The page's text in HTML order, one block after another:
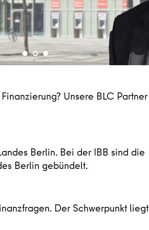
Unsere BLC Partner
Berlin. Bei der IBB sind die
Berlin gebündelt.
Der Schwer­punkt liegt